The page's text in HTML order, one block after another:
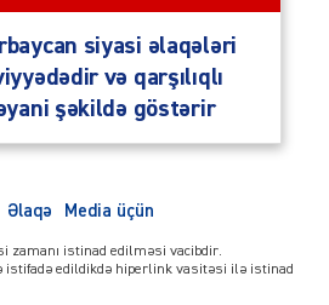
siyasi əlaqələri
və qarşılıqlı
şəkildə göstərir
Əlaqə Media üçün
zamanı istinad edilməsi vacibdir.
edildikdə hiperlink vasitəsi ilə istinad